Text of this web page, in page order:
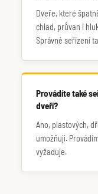
Dveře, které
chlad, průvan i
Správné seřízení
protikusem.
Provádíte také
dveří?
Ano, plastových,
umožňují.
vyžaduje.